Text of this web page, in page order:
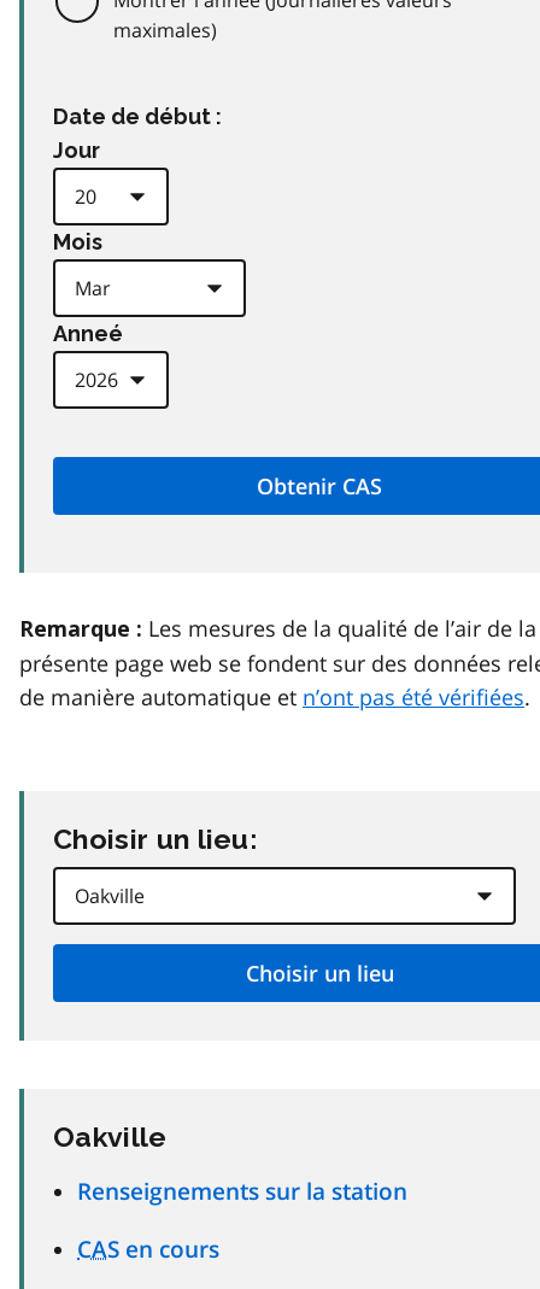
maximales)
Date de début :
Jour
Mois
Anneé
Remarque : Les mesures de la qualité de l’air de la
présente page web se fondent sur des données
de manière automatique et n’ont pas été vérifiées.
Choisir un lieu:
Oakville
Renseignements sur la station
CAS en cours